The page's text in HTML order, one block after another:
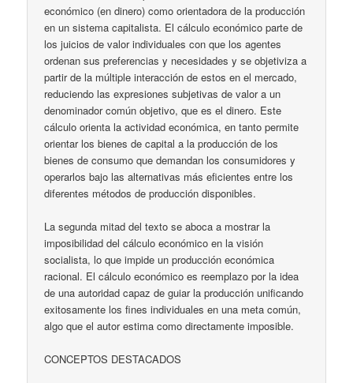
económico (en dinero) como orientadora de la producción
en un sistema capitalista. El cálculo económico parte de
los juicios de valor individuales con que los agentes
ordenan sus preferencias y necesidades y se objetiviza a
partir de la múltiple interacción de estos en el mercado,
reduciendo las expresiones subjetivas de valor a un
denominador común objetivo, que es el dinero. Este
cálculo orienta la actividad económica, en tanto permite
orientar los bienes de capital a la producción de los
bienes de consumo que demandan los consumidores y
operarlos bajo las alternativas más eficientes entre los
diferentes métodos de producción disponibles.
La segunda mitad del texto se aboca a mostrar la
imposibilidad del cálculo económico en la visión
socialista, lo que impide un producción económica
racional. El cálculo económico es reemplazo por la idea
de una autoridad capaz de guiar la producción unificando
exitosamente los fines individuales en una meta común,
algo que el autor estima como directamente imposible.
CONCEPTOS DESTACADOS